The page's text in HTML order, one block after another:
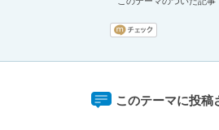
このテーマに投稿